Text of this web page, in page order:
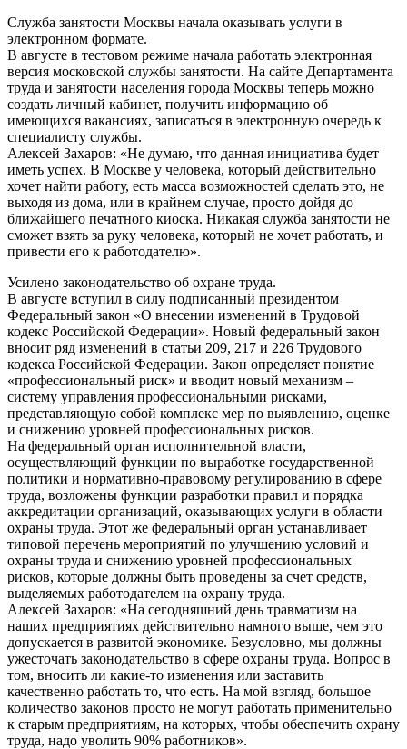
Служба занятости Москвы начала оказывать услуги в
электронном формате.
В августе в тестовом режиме начала работать электронная
версия московской службы занятости. На сайте Департамента
труда и занятости населения города Москвы теперь можно
создать личный кабинет, получить информацию об
имеющихся вакансиях, записаться в электронную очередь к
специалисту службы.
Алексей Захаров: «Не думаю, что данная инициатива будет
иметь успех. В Москве у человека, который действительно
хочет найти работу, есть масса возможностей сделать это, не
выходя из дома, или в крайнем случае, просто дойдя до
ближайшего печатного киоска. Никакая служба занятости не
сможет взять за руку человека, который не хочет работать, и
привести его к работодателю».
Усилено законодательство об охране труда.
В августе вступил в силу подписанный президентом
Федеральный закон «О внесении изменений в Трудовой
кодекс Российской Федерации». Новый федеральный закон
вносит ряд изменений в статьи 209, 217 и 226 Трудового
кодекса Российской Федерации. Закон определяет понятие
«профессиональный риск» и вводит новый механизм –
систему управления профессиональными рисками,
представляющую собой комплекс мер по выявлению, оценке
и снижению уровней профессиональных рисков.
На федеральный орган исполнительной власти,
осуществляющий функции по выработке государственной
политики и нормативно-правовому регулированию в сфере
труда, возложены функции разработки правил и порядка
аккредитации организаций, оказывающих услуги в области
охраны труда. Этот же федеральный орган устанавливает
типовой перечень мероприятий по улучшению условий и
охраны труда и снижению уровней профессиональных
рисков, которые должны быть проведены за счет средств,
выделяемых работодателем на охрану труда.
Алексей Захаров: «На сегодняшний день травматизм на
наших предприятиях действительно намного выше, чем это
допускается в развитой экономике. Безусловно, мы должны
ужесточать законодательство в сфере охраны труда. Вопрос в
том, вносить ли какие-то изменения или заставить
качественно работать то, что есть. На мой взгляд, большое
количество законов просто не могут работать применительно
к старым предприятиям, на которых, чтобы обеспечить охрану
труда, надо уволить 90% работников».